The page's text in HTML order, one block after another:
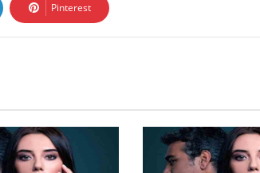
Pinterest